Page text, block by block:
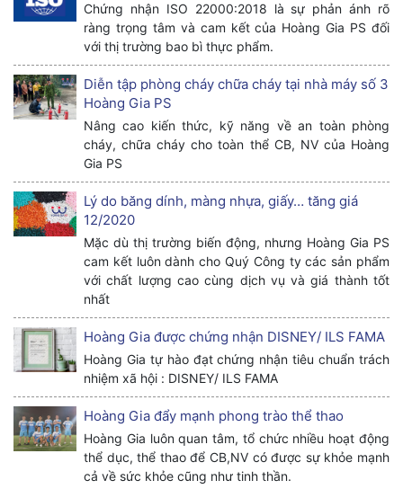
Chứng nhận ISO 22000:2018 là sự phản ánh rõ
ràng trọng tâm và cam kết của Hoàng Gia PS đối
với thị trường bao bì thực phẩm.
Diễn tập phòng cháy chữa cháy tại nhà máy số 3
Hoàng Gia PS
Nâng cao kiến thức, kỹ năng về an toàn phòng
cháy, chữa cháy cho toàn thể CB, NV của Hoàng
Gia PS
Lý do băng dính, màng nhựa, giấy… tăng giá
12/2020
Mặc dù thị trường biến động, nhưng Hoàng Gia PS
cam kết luôn dành cho Quý Công ty các sản phẩm
với chất lượng cao cùng dịch vụ và giá thành tốt
nhất
Hoàng Gia được chứng nhận DISNEY/ ILS FAMA
Hoàng Gia tự hào đạt chứng nhận tiêu chuẩn trách
nhiệm xã hội : DISNEY/ ILS FAMA
Hoàng Gia đẩy mạnh phong trào thể thao
Hoàng Gia luôn quan tâm, tổ chức nhiều hoạt động
thể dục, thể thao để CB,NV có được sự khỏe mạnh
cả về sức khỏe cũng như tinh thần.